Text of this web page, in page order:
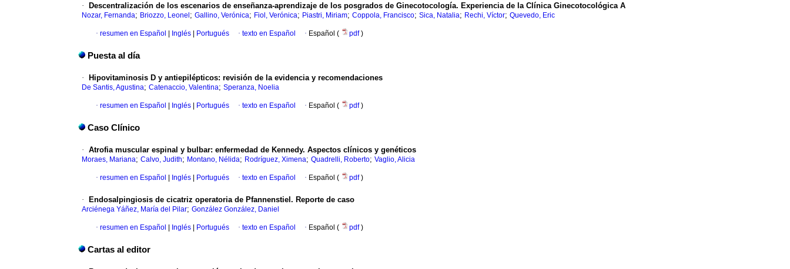
· Descentralización de los escenarios de enseñanza-aprendizaje de los posgrados de Ginecotocología. Experiencia de la Clínica Ginecotocológica A
Nozar, Fernanda; Briozzo, Leonel ; Gallino, Verónica; Fiol, Verónica; Piastri, Miriam; Coppola, Francisco; Sica, Natalia; Rechi, Víctor; Quevedo, Eric
· resumen en Español Inglés Portugués · texto en Español · Español ( pdf)
Puesta al día
· Hipovitaminosis D y antiepilépticos: revisión de la evidencia y recomendaciones
De Santis, Agustina; Catenaccio, Valentina; Speranza, Noelia
· resumen en Español Inglés Portugués · texto en Español · Español ( pdf)
Caso Clínico
· Atrofia muscular espinal y bulbar: enfermedad de Kennedy. Aspectos clínicos y genéticos
Moraes, Mariana; Calvo, Judith; Montano, Nélida; Rodríguez, Ximena; Quadrelli, Roberto; Vaglio, Alicia
· resumen en Español Inglés Portugués · texto en Español · Español ( pdf)
· Endosalpingiosis de cicatriz operatoria de Pfannenstiel. Reporte de caso
Arciénega Yáñez, María del Pilar; González González, Daniel
· resumen en Español Inglés Portugués · texto en Español · Español ( pdf)
Cartas al editor